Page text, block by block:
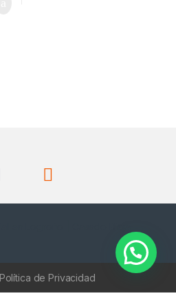
Política de Privacidad